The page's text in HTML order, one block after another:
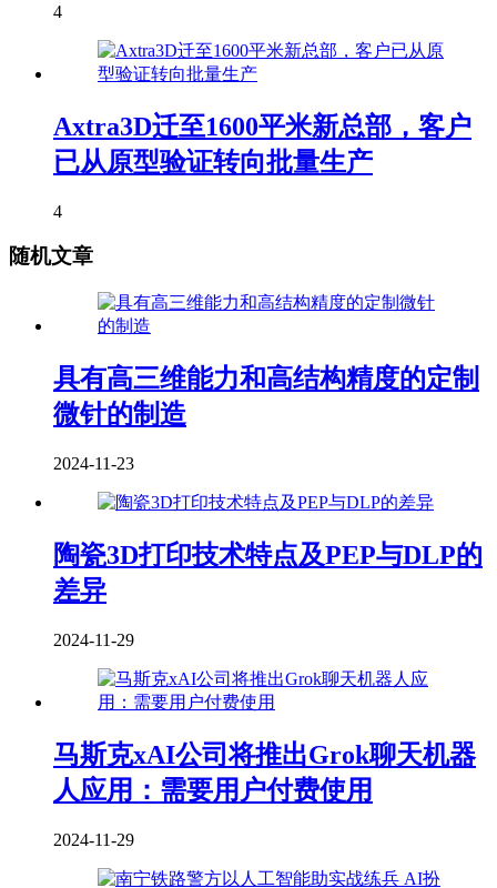
4
Axtra3D迁至1600平米新总部，客户
已从原型验证转向批量生产
4
随机文章
具有高三维能力和高结构精度的定制
微针的制造
2024-11-23
陶瓷3D打印技术特点及PEP与DLP的
差异
2024-11-29
马斯克xAI公司将推出Grok聊天机器
人应用：需要用户付费使用
2024-11-29